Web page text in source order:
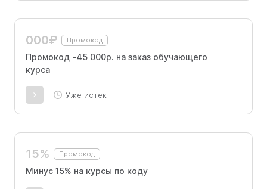
000₽ Промокод
Промокод -45 000р. на заказ обучающего
курса
Уже истек
15% Промокод
Минус 15% на курсы по коду